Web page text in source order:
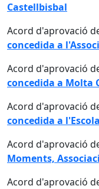
Castellbisbal
Acord d'aprovació
concedida a
Acord d'aprovació
concedida a Molta
Acord d'aprovació
concedida a
Acord d'aprovació
Moments,
Acord d'aprovació